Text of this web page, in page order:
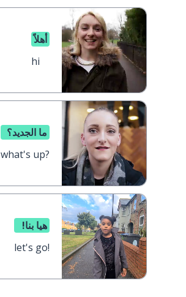
أهلاً
hi
ما الجديد؟
what's up?
هيا بنا!
let's go!